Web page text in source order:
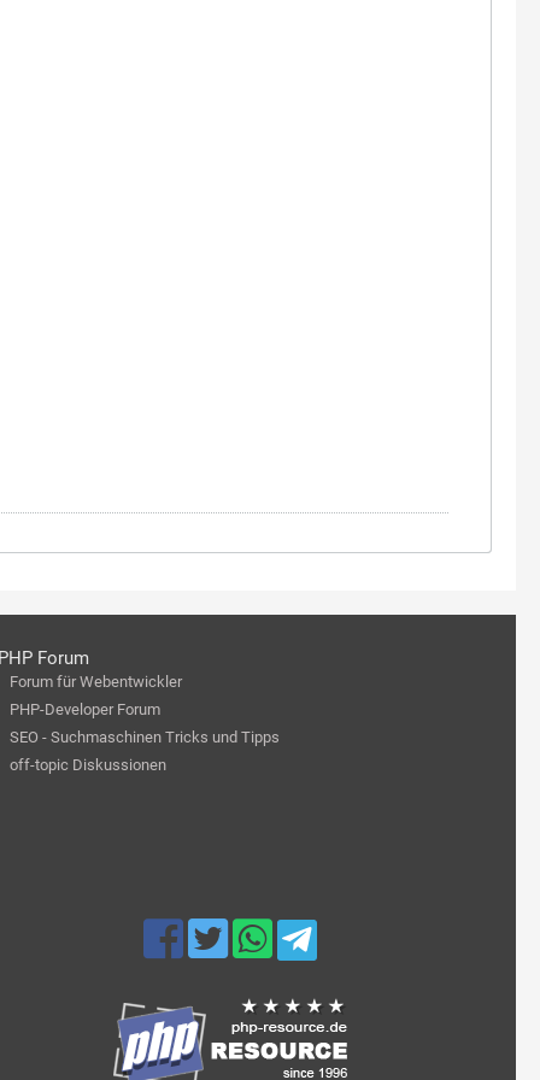
Forum
Forum für Webentwickler
PHP-Developer Forum
SEO - Suchmaschinen Tricks und Tipps
off-topic Diskussionen